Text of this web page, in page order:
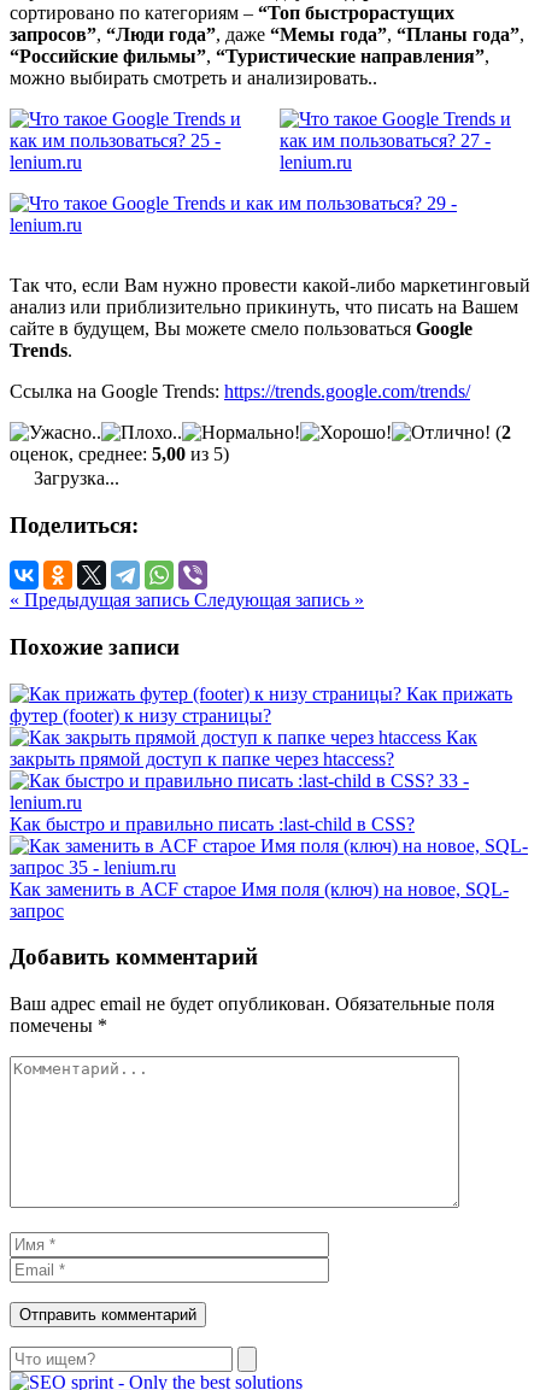
сортировано по категориям – “Топ быстрорастущих
запросов”, “Люди года”, даже “Мемы года”, “Планы года”,
“Российские фильмы”, “Туристические направления”,
можно выбирать смотреть и анализировать..
Так что, если Вам нужно провести какой-либо маркетинговый
анализ или приблизительно прикинуть, что писать на Вашем
сайте в будущем, Вы можете смело пользоваться Google
Trends.
Ссылка на Google Trends: https://trends.google.com/trends/
(2
оценок, среднее: 5,00 из 5)
Загрузка...
Поделиться:
« Предыдущая запись Следующая запись »
Похожие записи
Как прижать
футер (footer) к низу страницы?
Как
закрыть прямой доступ к папке через htaccess?
Как быстро и правильно писать :last-child в CSS?
Как заменить в ACF старое Имя поля (ключ) на новое, SQL-
запрос
Добавить комментарий
Ваш адрес email не будет опубликован. Обязательные поля
помечены *
Поиск